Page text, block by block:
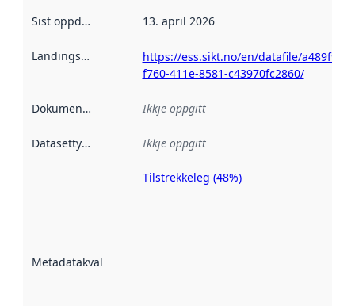
Sist oppdatert 13. april 2026
Landingsside
https://ess.sikt.no/en/datafile/a489f92d-
f760-411e-8581-c43970fc2860/
Dokumentasjon Ikkje oppgitt
Datasettype Ikkje oppgitt
Metadatakvalitet
Metadatakvalitet
Tilstrekkeleg (48%)